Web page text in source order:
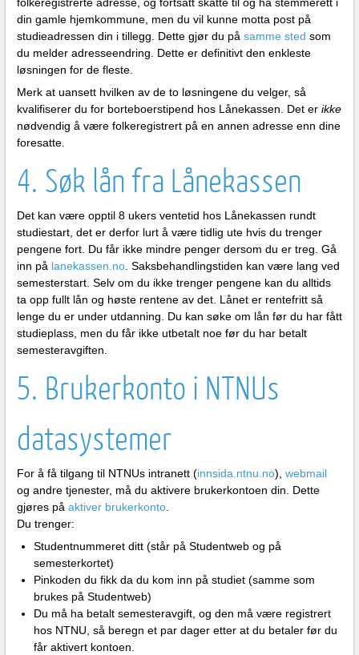
din gamle hjemkommune, men du vil kunne motta post på
studieadressen din i tillegg. Dette gjør du på samme sted som
du melder adresseendring. Dette er definitivt den enkleste
løsningen for de fleste.
Merk at uansett hvilken av de to løsningene du velger, så
kvalifiserer du for borteboerstipend hos Lånekassen. Det er ikke
nødvendig å være folkeregistrert på en annen adresse enn dine
foresatte.
4. Søk lån fra Lånekassen
Det kan være opptil 8 ukers ventetid hos Lånekassen rundt
studiestart, det er derfor lurt å være tidlig ute hvis du trenger
pengene fort. Du får ikke mindre penger dersom du er treg. Gå
inn på lanekassen.no . Saksbehandlingstiden kan være lang ved
semesterstart. Selv om du ikke trenger pengene kan du alltids
ta opp fullt lån og høste rentene av det. Lånet er rentefritt så
lenge du er under utdanning. Du kan søke om lån før du har fått
studieplass, men du får ikke utbetalt noe før du har betalt
semesteravgiften.
5. Brukerkonto i NTNUs
datasystemer
For å få tilgang til NTNUs intranett (innsida.ntnu.no), webmail
og andre tjenester, må du aktivere brukerkontoen din. Dette
gjøres på aktiver brukerkonto
Du trenger:
Studentnummeret ditt (står på Studentweb og på
semesterkortet)
Pinkoden du fikk da du kom inn på studiet (samme som
brukes på Studentweb)
Du må ha betalt semesteravgift, og den må være registrert
hos NTNU, så beregn et par dager etter at du betaler før du
får aktivert kontoen.